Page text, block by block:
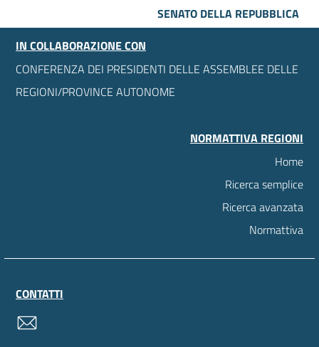
SENATO DELLA REPUBBLICA
IN COLLABORAZIONE CON
CONFERENZA DEI PRESIDENTI DELLE ASSEMBLEE DELLE
REGIONI/PROVINCE AUTONOME
NORMATTIVA REGIONI
Home
Ricerca semplice
Ricerca avanzata
Normattiva
CONTATTI